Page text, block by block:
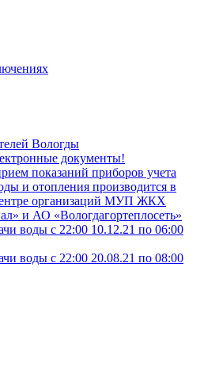
Вологды
документы!
показаний приборов учета
и отопления производится в
организаций МУП ЖКХ
и АО «Вологдагортеплосеть»
воды с 22:00 10.12.21 по 06:00
воды с 22:00 20.08.21 по 08:00